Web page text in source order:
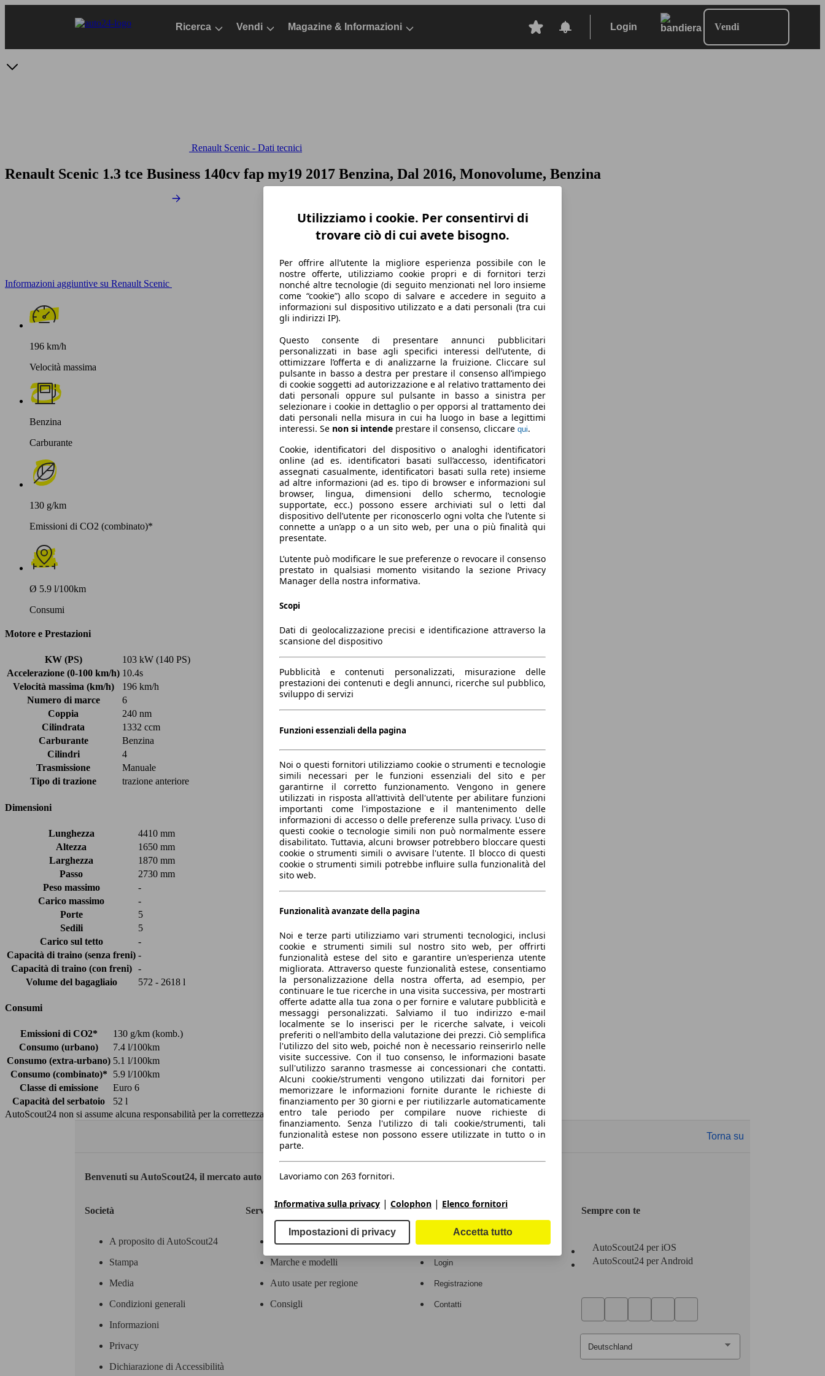
Ricerca Vendi Magazine & Informazioni Login Vendi
Renault Scenic - Dati tecnici
Renault Scenic 1.3 tce Business 140cv fap my19 2017 Benzina, Dal 2016, Monovolume, Benzina
Informazioni aggiuntive su Renault Scenic
196 km/h
Velocità massima
Benzina
Carburante
130 g/km
Emissioni di CO2 (combinato)*
Ø 5.9 l/100km
Consumi
Motore e Prestazioni
KW (PS)
103 kW (140 PS)
Accelerazione (0-100 km/h) 10.4s
Velocità massima (km/h)
196 km/h
Numero di marce
6
Coppia
240 nm
Cilindrata
1332 ccm
Carburante
Benzina
Cilindri
4
Trasmissione
Manuale
Tipo di trazione
trazione anteriore
Dimensioni
Lunghezza
4410 mm
Altezza
1650 mm
Larghezza
1870 mm
Passo
2730 mm
Peso massimo
-
Carico massimo
-
Porte
5
Sedili
5
Carico sul tetto
-
Capacità di traino (senza freni) -
Capacità di traino (con freni)
-
Volume del bagagliaio
572 - 2618 l
Consumi
Emissioni di CO2*
130 g/km (komb.)
Consumo (urbano)
7.4 l/100km
Consumo (extra-urbano) 5.1 l/100km
Consumo (combinato)*
5.9 l/100km
Classe di emissione
Euro 6
Capacità del serbatoio
52 l
AutoScout24 non si assume alcuna responsabilità per la correttezza dei dati.
Torna su
Benvenuti su AutoScout24, il mercato auto europeo.
Società
A proposito di AutoScout24
Stampa
Media
Condizioni generali
Informazioni
Privacy
Dichiarazione di Accessibilità
Servizi
Contatti
Marche e modelli
Auto usate per regione
Consigli
Area rivenditori
Login
Registrazione
Contatti
Sempre con te
AutoScout24 per iOS
AutoScout24 per Android
Utilizziamo i cookie. Per consentirvi di
trovare ciò di cui avete bisogno.
Per offrire all’utente la migliore esperienza possibile con le
nostre offerte, utilizziamo cookie propri e di fornitori terzi
nonché altre tecnologie (di seguito menzionati nel loro insieme
come “cookie”) allo scopo di salvare e accedere in seguito a
informazioni sul dispositivo utilizzato e a dati personali (tra cui
gli indirizzi IP).
Questo consente di presentare annunci pubblicitari
personalizzati in base agli specifici interessi dell’utente, di
ottimizzare l’offerta e di analizzarne la fruizione. Cliccare sul
pulsante in basso a destra per prestare il consenso all’impiego
di cookie soggetti ad autorizzazione e al relativo trattamento dei
dati personali oppure sul pulsante in basso a sinistra per
selezionare i cookie in dettaglio o per opporsi al trattamento dei
dati personali nella misura in cui ha luogo in base a legittimi
interessi. Se non si intende prestare il consenso, cliccare qui.
Cookie, identificatori del dispositivo o analoghi identificatori
online (ad es. identificatori basati sull’accesso, identificatori
assegnati casualmente, identificatori basati sulla rete) insieme
ad altre informazioni (ad es. tipo di browser e informazioni sul
browser, lingua, dimensioni dello schermo, tecnologie
supportate, ecc.) possono essere archiviati sul o letti dal
dispositivo dell’utente per riconoscerlo ogni volta che l’utente si
connette a un’app o a un sito web, per una o più finalità qui
presentate.
L’utente può modificare le sue preferenze o revocare il consenso
prestato in qualsiasi momento visitando la sezione Privacy
Manager della nostra informativa.
Scopi
Dati di geolocalizzazione precisi e identificazione attraverso la
scansione del dispositivo
Pubblicità e contenuti personalizzati, misurazione delle
prestazioni dei contenuti e degli annunci, ricerche sul pubblico,
sviluppo di servizi
Funzioni essenziali della pagina
Noi o questi fornitori utilizziamo cookie o strumenti e tecnologie
simili necessari per le funzioni essenziali del sito e per
garantirne il corretto funzionamento. Vengono in genere
utilizzati in risposta all'attività dell'utente per abilitare funzioni
importanti come l'impostazione e il mantenimento delle
informazioni di accesso o delle preferenze sulla privacy. L'uso di
questi cookie o tecnologie simili non può normalmente essere
disabilitato. Tuttavia, alcuni browser potrebbero bloccare questi
cookie o strumenti simili o avvisare l'utente. Il blocco di questi
cookie o strumenti simili potrebbe influire sulla funzionalità del
sito web.
Funzionalità avanzate della pagina
Noi e terze parti utilizziamo vari strumenti tecnologici, inclusi
cookie e strumenti simili sul nostro sito web, per offrirti
funzionalità estese del sito e garantire un'esperienza utente
migliorata. Attraverso queste funzionalità estese, consentiamo
la personalizzazione della nostra offerta, ad esempio, per
continuare le tue ricerche in una visita successiva, per mostrarti
offerte adatte alla tua zona o per fornire e valutare pubblicità e
messaggi personalizzati. Salviamo il tuo indirizzo e-mail
localmente se lo inserisci per le ricerche salvate, i veicoli
preferiti o nell'ambito della valutazione dei prezzi. Ciò semplifica
l'utilizzo del sito web, poiché non è necessario reinserirlo nelle
visite successive. Con il tuo consenso, le informazioni basate
sull'utilizzo saranno trasmesse ai concessionari che contatti.
Alcuni cookie/strumenti vengono utilizzati dai fornitori per
memorizzare le informazioni fornite durante le richieste di
finanziamento per 30 giorni e per riutilizzarle automaticamente
entro tale periodo per compilare nuove richieste di
finanziamento. Senza l'utilizzo di tali cookie/strumenti, tali
funzionalità estese non possono essere utilizzate in tutto o in
parte.
Lavoriamo con 263 fornitori.
Informativa sulla privacy | Colophon | Elenco fornitori
Impostazioni di privacy Accetta tutto